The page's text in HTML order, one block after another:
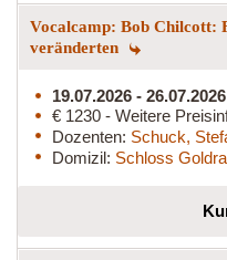
Vocalcamp: Bob Chilcott:
veränderten
19.07.2026 - 26.07.2026
€ 1230 - Weitere
Dozenten: Schuck,
Domizil: Schloss